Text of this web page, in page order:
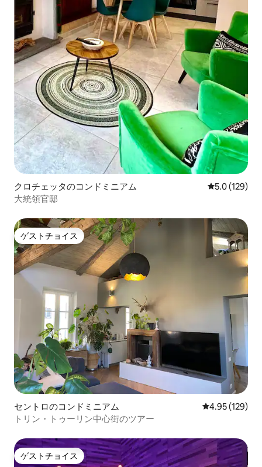
クロチェッタのコンドミニアム レビュー129
5.0 (129)
大統領官邸
ゲストチョイス
ゲストチョイス
セントロのコンドミニアム レビュー129
4.95 (129)
トリン・トゥーリン中心街のツアー
ゲストチョイス
ゲストチョイス